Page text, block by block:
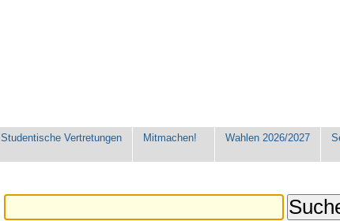
Studentische Vertretungen Mitmachen! Wahlen 2026/2027